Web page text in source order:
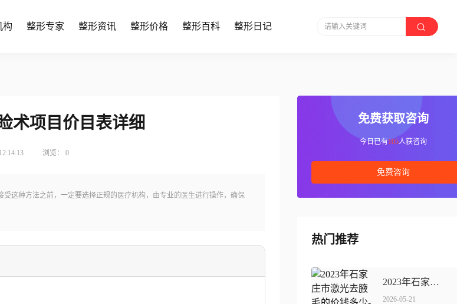
构 整形专家 整形资讯 整形价格 整形百科 整形日记 请输入关键词
术项目价目表详细
浏览：0
这种方法之前，一定要选择正规的医疗机构，由专业的医生进行操作，确保
免费获取咨询
今日已有105人获咨询
免费咨询
热门推荐
2023年石家庄市激光去腋毛的价钱多少-激光去腋毛医院价格表?
2026-05-21